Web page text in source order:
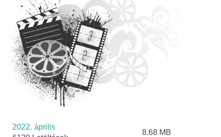
Polgármesteri normatív határozatok
Önkormányzati támogatások
Szabályzatok
Pályázatok
2022. április
8.68 MB